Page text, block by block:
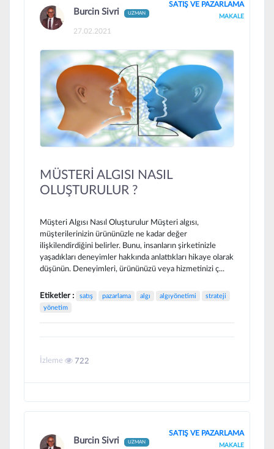
Burcin Sivri UZMAN
27.02.2021
SATIŞ VE PAZARLAMA
MAKALE
MÜSTERİ ALGISI NASIL
OLUŞTURULUR ?
Müşteri Algısı Nasıl Oluşturulur Müşteri algısı,
müşterilerinizin ürününüzle ne kadar değer
ilişkilendirdiğini belirler. Bunu, insanların şirketinizle
yaşadıkları deneyimler hakkında anlattıkları hikaye olarak
düşünün. Deneyimleri, ürününüzü veya hizmetinizi ç...
Etiketler : satış pazarlama algı algıyönetimi
strateji
yönetim
İzleme 722
Burcin Sivri UZMAN
SATIŞ VE PAZARLAMA
MAKALE